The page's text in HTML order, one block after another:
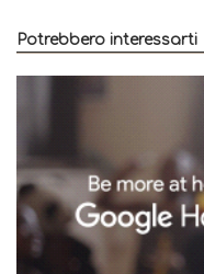
Potrebbero interessarti